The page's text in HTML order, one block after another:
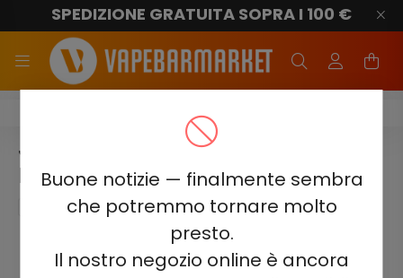
Buone notizie — finalmente sembra
che potremmo tornare molto
presto.
Il nostro negozio online è ancora
SPEDIZIONE GRATUITA SOPRA I 100 €
Juicy Jane JJ5500
JUICY JANE JJ5500 - JUICY
PEACH 5%